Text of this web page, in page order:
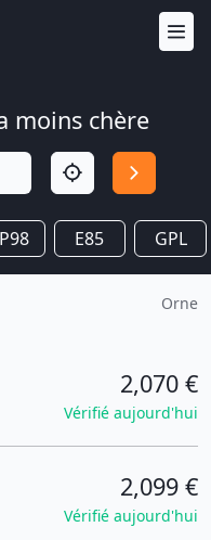
moins chère
E85 GPL
Orne
2,070 €
Vérifié aujourd'hui
2,099 €
Vérifié aujourd'hui